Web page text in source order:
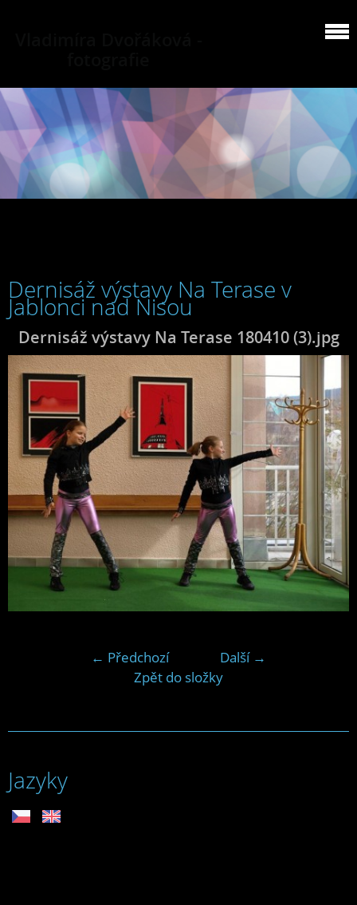
Dernisáž výstavy Na Terase v
Jablonci nad Nisou
Dernisáž výstavy Na Terase 180410 (3).jpg
← Předchozí
Další →
Zpět do složky
Jazyky